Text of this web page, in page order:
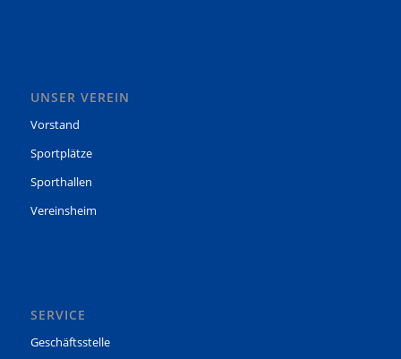
UNSER VEREIN
Vorstand
Sportplätze
Sporthallen
Vereinsheim
SERVICE
Geschäftsstelle